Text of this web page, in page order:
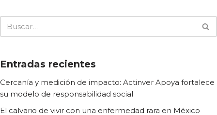
Entradas recientes
Cercanía y medición de impacto: Actinver Apoya fortalece
su modelo de responsabilidad social
El calvario de vivir con una enfermedad rara en México